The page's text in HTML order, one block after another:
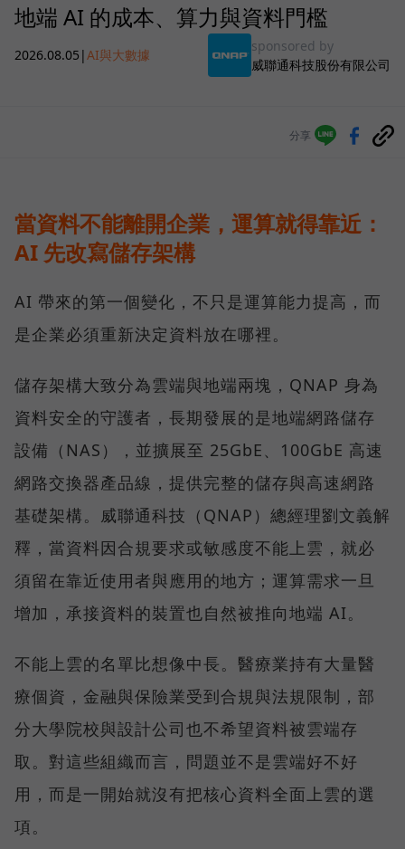
地端 AI 的成本、算力與資料門檻
2026.08.05 |AI與大數據
sponsored by
威聯通科技股份有限公司
分享
當資料不能離開企業，運算就得靠近：
AI 先改寫儲存架構
AI 帶來的第一個變化，不只是運算能力提高，而
是企業必須重新決定資料放在哪裡。
儲存架構大致分為雲端與地端兩塊，QNAP 身為
資料安全的守護者，長期發展的是地端網路儲存
設備（NAS），並擴展至 25GbE、100GbE 高速
網路交換器產品線，提供完整的儲存與高速網路
基礎架構。威聯通科技（QNAP）總經理劉文義解
釋，當資料因合規要求或敏感度不能上雲，就必
須留在靠近使用者與應用的地方；運算需求一旦
增加，承接資料的裝置也自然被推向地端 AI。
不能上雲的名單比想像中長。醫療業持有大量醫
療個資，金融與保險業受到合規與法規限制，部
分大學院校與設計公司也不希望資料被雲端存
取。對這些組織而言，問題並不是雲端好不好
用，而是一開始就沒有把核心資料全面上雲的選
項。